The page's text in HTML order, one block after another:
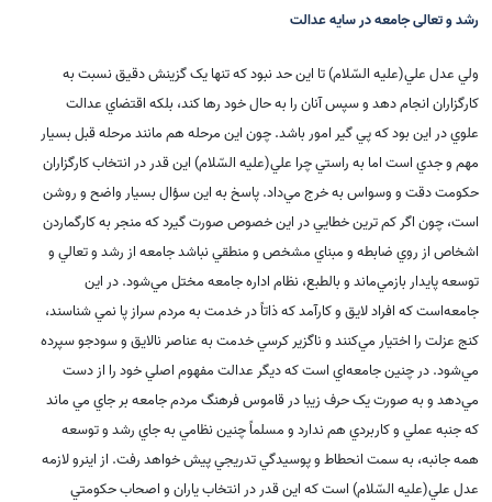
رشد و تعالی جامعه در سایه عدالت
ولي عدل علي(علیه السّلام) تا اين حد نبود که تنها يک گزينش دقيق نسبت به
کارگزاران انجام دهد و سپس آنان را به حال خود رها کند، بلکه اقتضاي عدالت
علوي در اين بود که پي گير امور باشد. چون اين مرحله هم مانند مرحله قبل بسيار
مهم و جدي است اما به راستي چرا علي(علیه السّلام) اين قدر در انتخاب کارگزاران
حکومت دقت و وسواس به خرج مي‌داد. پاسخ به اين سؤال بسيار واضح و روشن
است، چون اگر کم ترين خطايي در اين خصوص صورت گيرد که منجر به کارگماردن
اشخاص از روي ضابطه و مبناي مشخص و منطقي نباشد جامعه از رشد و تعالي و
توسعه پايدار بازمي‌ماند و بالطبع، نظام اداره جامعه مختل مي‌شود. در اين
جامعه‌است که افراد لايق و کارآمد که ذاتاً در خدمت به مردم سراز پا نمي شناسند،
کنج عزلت را اختيار مي‌کنند و ناگزير کرسي خدمت به عناصر نالايق و سودجو سپرده
مي‌شود. در چنين جامعه‌اي است که ديگر عدالت مفهوم اصلي خود را از دست
مي‌دهد و به صورت يک حرف زيبا در قاموس فرهنگ مردم جامعه بر جاي مي ماند
که جنبه عملي و کاربردي هم ندارد و مسلماً چنين نظامي به جاي رشد و توسعه
همه جانبه، به سمت انحطاط و پوسيدگي تدريجي پيش خواهد رفت. از اينرو لازمه
عدل علي(علیه السّلام) است که اين قدر در انتخاب ياران و اصحاب حکومتي